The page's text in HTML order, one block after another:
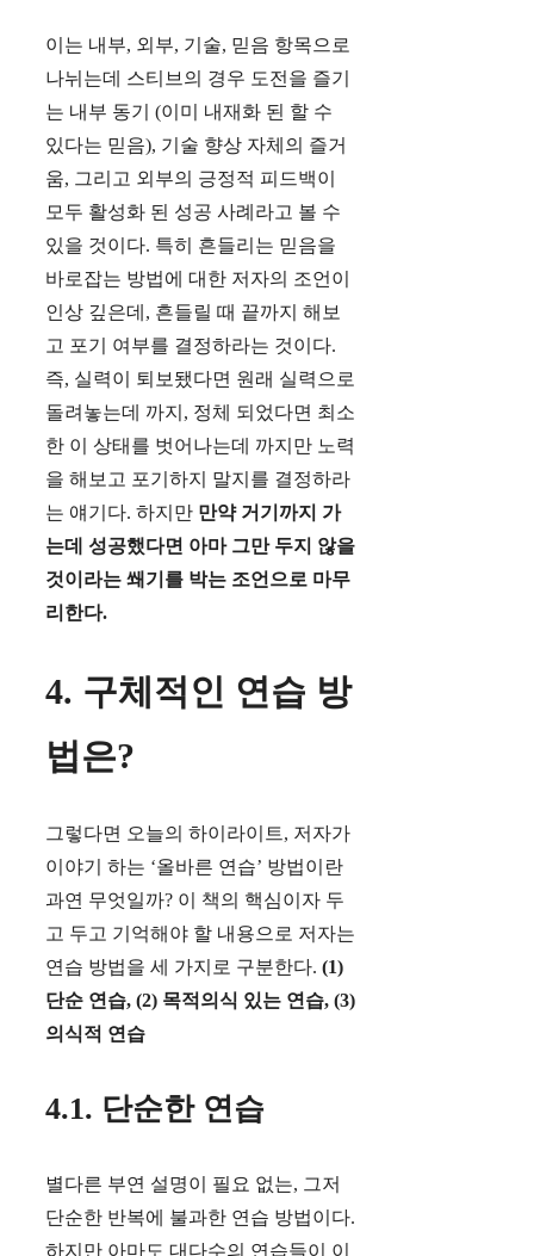
이는 내부, 외부, 기술, 믿음 항목으로
나뉘는데 스티브의 경우 도전을 즐기
는 내부 동기 (이미 내재화 된 할 수
있다는 믿음), 기술 향상 자체의 즐거
움, 그리고 외부의 긍정적 피드백이
모두 활성화 된 성공 사례라고 볼 수
있을 것이다. 특히 흔들리는 믿음을
바로잡는 방법에 대한 저자의 조언이
인상 깊은데, 흔들릴 때 끝까지 해보
고 포기 여부를 결정하라는 것이다.
즉, 실력이 퇴보됐다면 원래 실력으로
돌려놓는데 까지, 정체 되었다면 최소
한 이 상태를 벗어나는데 까지만 노력
을 해보고 포기하지 말지를 결정하라
는 얘기다. 하지만 만약 거기까지 가
는데 성공했다면 아마 그만 두지 않을
것이라는 쐐기를 박는 조언으로 마무
리한다.
4. 구체적인 연습 방
법은?
그렇다면 오늘의 하이라이트, 저자가
이야기 하는 ‘올바른 연습’ 방법이란
과연 무엇일까? 이 책의 핵심이자 두
고 두고 기억해야 할 내용으로 저자는
연습 방법을 세 가지로 구분한다. (1)
단순 연습, (2) 목적의식 있는 연습, (3)
의식적 연습
4.1. 단순한 연습
별다른 부연 설명이 필요 없는, 그저
단순한 반복에 불과한 연습 방법이다.
하지만 아마도 대다수의 연습들이 이